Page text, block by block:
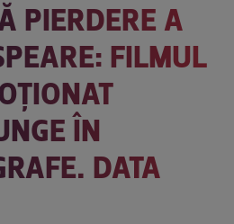
PIERDERE A
FILMUL
ÎN
DATA